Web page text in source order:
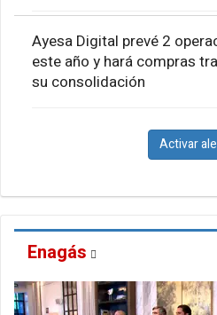
Ayesa Digital prevé 2
este año y hará compras
su consolidación
Activar
Enagás